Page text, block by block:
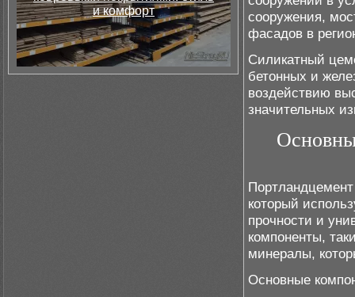
и комфорт
сооружения,
фасадов в
Силикатный
бетонных и
воздействию
значительных
который
прочности и
компоненты,
минералы,
Основные